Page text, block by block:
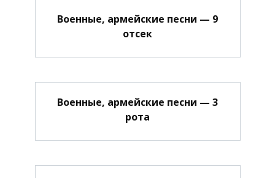
Военные, армейские песни — 9
отсек
Военные, армейские песни — 3
рота